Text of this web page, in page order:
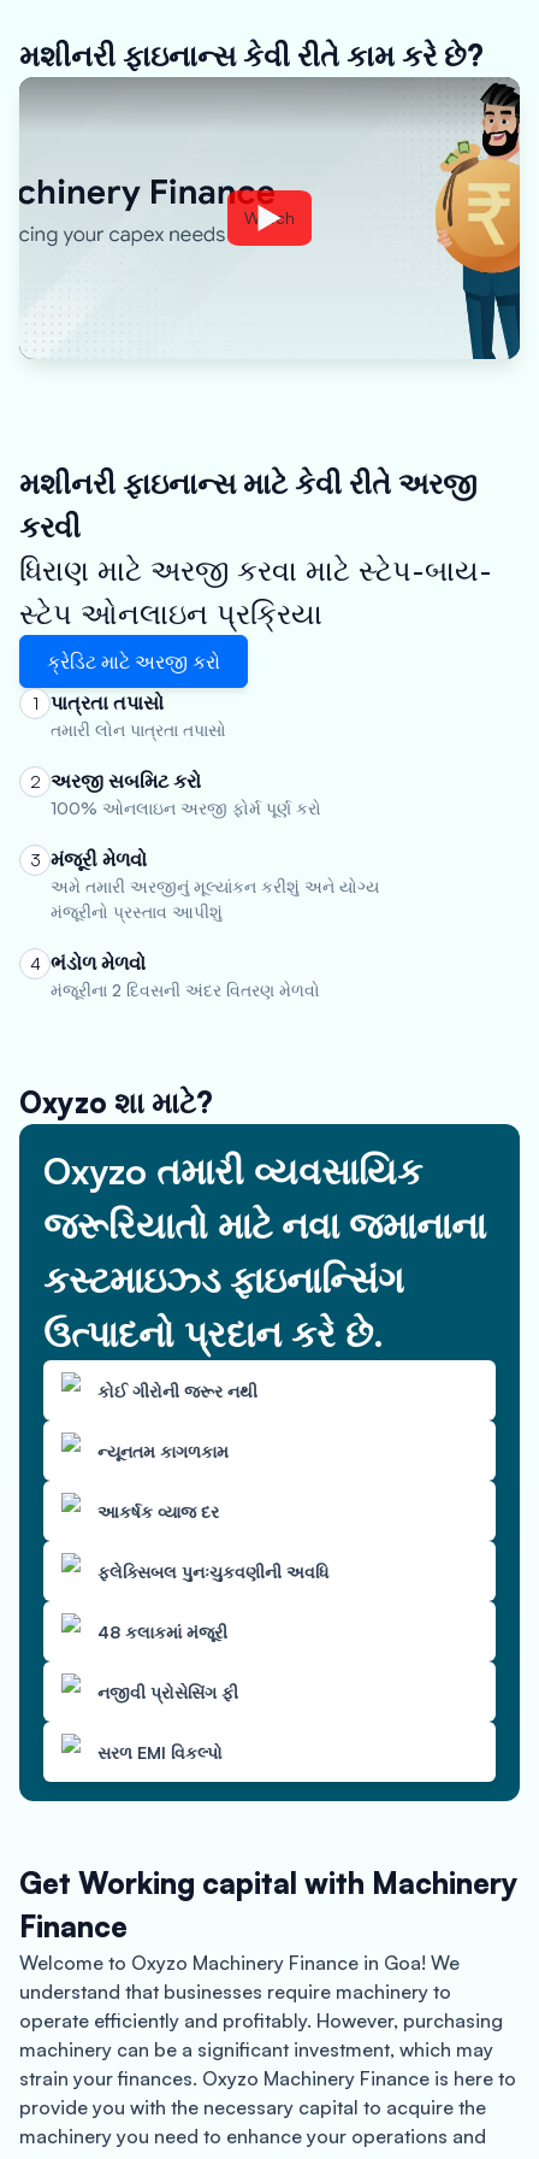
મશીનરી ફાઇનાન્સ કેવી રીતે કામ કરે છે?
Watch
મશીનરી ફાઇનાન્સ માટે કેવી રીતે અરજી
કરવી
ધિરાણ માટે અરજી કરવા માટે સ્ટેપ-બાય-
સ્ટેપ ઓનલાઇન પ્રક્રિયા
ક્રેડિટ માટે અરજી કરો
1 પાત્રતા તપાસો
તમારી લોન પાત્રતા તપાસો
2 અરજી સબમિટ કરો
100% ઓનલાઇન અરજી ફોર્મ પૂર્ણ કરો
3 મંજૂરી મેળવો
અમે તમારી અરજીનું મૂલ્યાંકન કરીશું અને યોગ્ય
મંજૂરીનો પ્રસ્તાવ આપીશું
4 ભંડોળ મેળવો
મંજૂરીના 2 દિવસની અંદર વિતરણ મેળવો
Oxyzo શા માટે?
Oxyzo તમારી વ્યવસાયિક
જરૂરિયાતો માટે નવા જમાનાના
કસ્ટમાઇઝ્ડ ફાઇનાન્સિંગ
ઉત્પાદનો પ્રદાન કરે છે.
કોઈ ગીરોની જરૂર નથી
ન્યૂનતમ કાગળકામ
આકર્ષક વ્યાજ દર
ફ્લેક્સિબલ પુનઃચુકવણીની અવધિ
48 કલાકમાં મંજૂરી
નજીવી પ્રોસેસિંગ ફી
સરળ EMI વિકલ્પો
Get Working capital with Machinery
Finance
Welcome to Oxyzo Machinery Finance in Goa! We
understand that businesses require machinery to
operate efficiently and profitably. However, purchasing
machinery can be a significant investment, which may
strain your finances. Oxyzo Machinery Finance is here to
provide you with the necessary capital to acquire the
machinery you need to enhance your operations and